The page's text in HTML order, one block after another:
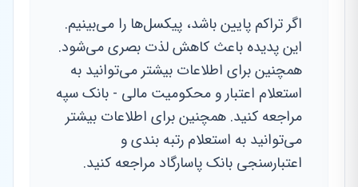
اگر تراکم پایین باشد، پیکسل‌ها را می‌بینیم.
این پدیده باعث کاهش لذت بصری می‌شود.
همچنین برای اطلاعات بیشتر می‌توانید به
استعلام اعتبار و محکومیت مالی - بانک سپه
مراجعه کنید. همچنین برای اطلاعات بیشتر
می‌توانید به استعلام رتبه بندی و
اعتبارسنجی بانک پاسارگاد مراجعه کنید.